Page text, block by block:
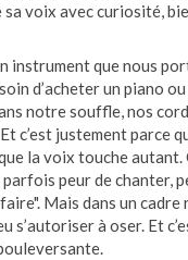
sa voix avec curiosité,
instrument que nous
d’acheter un piano
notre souffle, nos
c’est justement parce
la voix touche autant.
parfois peur de chanter,
Mais dans un cadre
s’autoriser à oser. Et